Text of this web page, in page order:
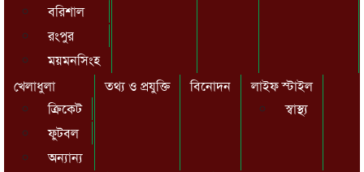
বরিশাল
রংপুর
ময়মনসিংহ
খেলাধুলা
ক্রিকেট
ফুটবল
অন্যান্য
তথ্য ও প্রযুক্তি বিনোদন
লাইফ স্টাইল
স্বাস্থ্য